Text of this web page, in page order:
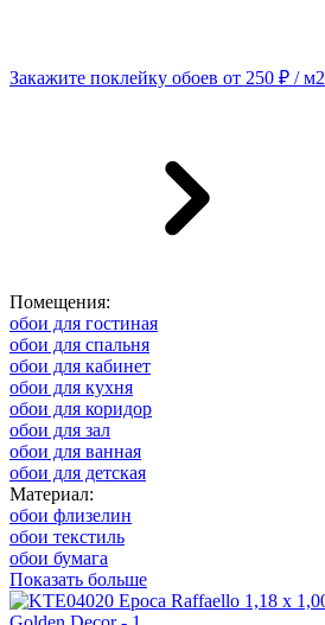
Закажите поклейку обоев от 250 ₽ / м2
Помещения:
обои для гостиная
обои для спальня
обои для кабинет
обои для кухня
обои для коридор
обои для зал
обои для ванная
обои для детская
Материал:
обои флизелин
обои текстиль
обои бумага
Показать больше